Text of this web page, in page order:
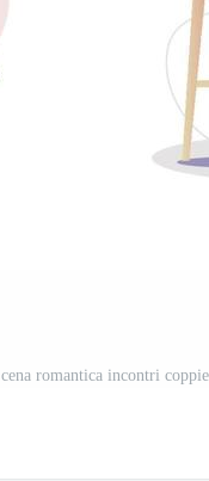
romantica incontri